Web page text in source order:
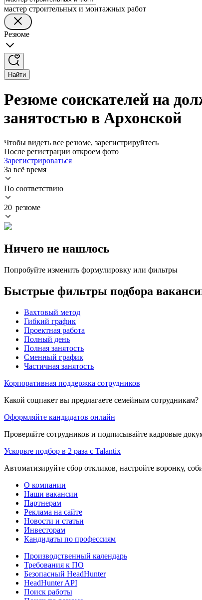
мастер строительных и монтажных работ
Резюме
Найти
Резюме соискателей на
занятостью в Архонской
Чтобы видеть все резюме, зарегистрируйтесь
После регистрации откроем фото
Зарегистрироваться
За всё время
По соответствию
20 резюме
Ничего не нашлось
Попробуйте изменить формулировку или фильтры
Быстрые фильтры подбора
Вахтовый метод
Гибкий график
Проектная работа
Полный день
Полная занятость
Сменный график
Частичная занятость
Корпоративная поддержка сотрудников
Какой соцпакет вы предлагаете семейным сотрудникам?
Оформляйте кандидатов онлайн
Проверяйте сотрудников и подписывайте кадровые
Ускорьте подбор в 2 раза с Talantix
Автоматизируйте сбор откликов, настройте воронку,
О компании
Наши вакансии
Партнерам
Реклама на сайте
Новости и статьи
Инвесторам
Кандидаты по профессиям
Производственный календарь
Требования к ПО
Безопасный HeadHunter
HeadHunter API
Поиск работы